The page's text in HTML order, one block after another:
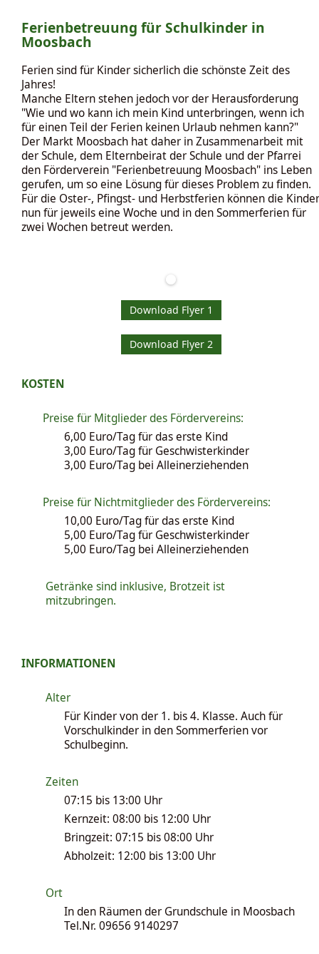
Ferienbetreuung für Schulkinder in
Moosbach
Ferien sind für Kinder sicherlich die schönste Zeit des
Jahres!
Manche Eltern stehen jedoch vor der Herausforderung
"Wie und wo kann ich mein Kind unterbringen, wenn ich
für einen Teil der Ferien keinen Urlaub nehmen kann?"
Der Markt Moosbach hat daher in Zusammenarbeit mit
der Schule, dem Elternbeirat der Schule und der Pfarrei
den Förderverein "Ferienbetreuung Moosbach" ins Leben
gerufen, um so eine Lösung für dieses Problem zu finden.
Für die Oster-, Pfingst- und Herbstferien können die Kinder
nun für jeweils eine Woche und in den Sommerferien für
zwei Wochen betreut werden.
Download Flyer 1
Download Flyer 2
KOSTEN
Preise für Mitglieder des Fördervereins:
6,00 Euro/Tag für das erste Kind
3,00 Euro/Tag für Geschwisterkinder
3,00 Euro/Tag bei Alleinerziehenden
Preise für Nichtmitglieder des Fördervereins:
10,00 Euro/Tag für das erste Kind
5,00 Euro/Tag für Geschwisterkinder
5,00 Euro/Tag bei Alleinerziehenden
Getränke sind inklusive, Brotzeit ist
mitzubringen.
INFORMATIONEN
Alter
Für Kinder von der 1. bis 4. Klasse. Auch für
Vorschulkinder in den Sommerferien vor
Schulbeginn.
Zeiten
07:15 bis 13:00 Uhr
Kernzeit: 08:00 bis 12:00 Uhr
Bringzeit: 07:15 bis 08:00 Uhr
Abholzeit: 12:00 bis 13:00 Uhr
Ort
In den Räumen der Grundschule in Moosbach
Tel.Nr. 09656 9140297